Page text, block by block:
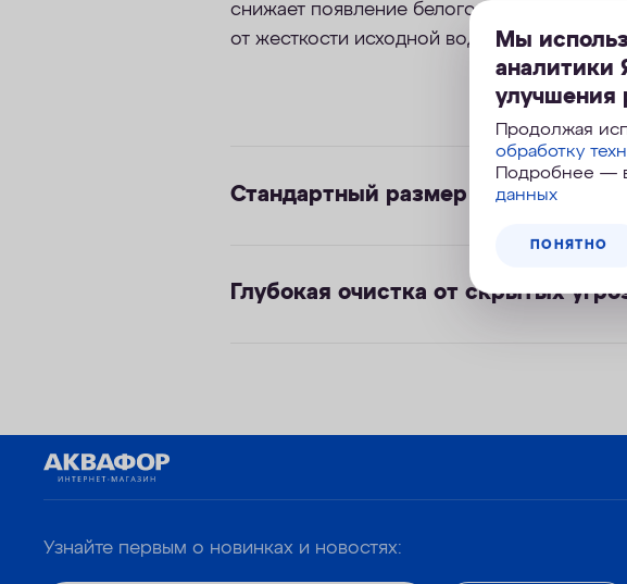
снижает появление белого налета,
от жесткости исходной воды,
Стандартный размер сменных
Глубокая очистка от скрытых
Мы
аналитики
улучшения
Продолжая
обработку
Подробнее —
данных
ПОНЯТНО
Узнайте первым о новинках и новостях: